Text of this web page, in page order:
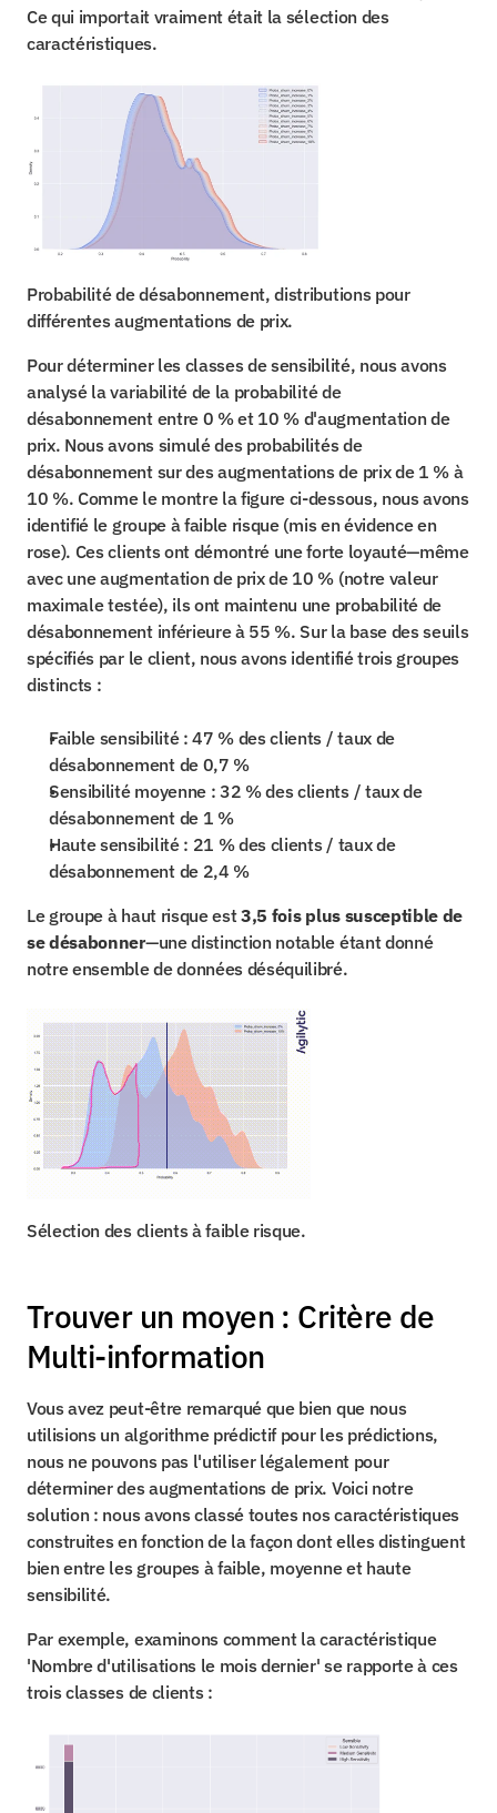
Ce qui importait vraiment était la sélection des
caractéristiques.
Probabilité de désabonnement, distributions pour
différentes augmentations de prix.
Pour déterminer les classes de sensibilité, nous avons
analysé la variabilité de la probabilité de
désabonnement entre 0 % et 10 % d'augmentation de
prix. Nous avons simulé des probabilités de
désabonnement sur des augmentations de prix de 1 % à
10 %. Comme le montre la figure ci-dessous, nous avons
identifié le groupe à faible risque (mis en évidence en
rose). Ces clients ont démontré une forte loyauté—même
avec une augmentation de prix de 10 % (notre valeur
maximale testée), ils ont maintenu une probabilité de
désabonnement inférieure à 55 %. Sur la base des seuils
spécifiés par le client, nous avons identifié trois groupes
distincts :
Faible sensibilité : 47 % des clients / taux de
désabonnement de 0,7 %
Sensibilité moyenne : 32 % des clients / taux de
désabonnement de 1 %
Haute sensibilité : 21 % des clients / taux de
désabonnement de 2,4 %
Le groupe à haut risque est 3,5 fois plus susceptible de
se désabonner—une distinction notable étant donné
notre ensemble de données déséquilibré.
Sélection des clients à faible risque.
Trouver un moyen : Critère de
Multi-information
Vous avez peut-être remarqué que bien que nous
utilisions un algorithme prédictif pour les prédictions,
nous ne pouvons pas l'utiliser légalement pour
déterminer des augmentations de prix. Voici notre
solution : nous avons classé toutes nos caractéristiques
construites en fonction de la façon dont elles distinguent
bien entre les groupes à faible, moyenne et haute
sensibilité.
Par exemple, examinons comment la caractéristique
'Nombre d'utilisations le mois dernier' se rapporte à ces
trois classes de clients :